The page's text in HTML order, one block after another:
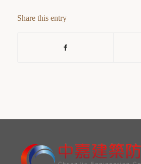
Share this entry